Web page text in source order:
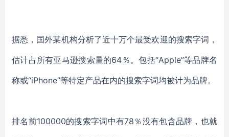
据悉，国外某机构分析了近十万个最受欢迎的搜索字词，
估计占所有亚马逊搜索量的64％。包括“Apple”等品牌名
称或“iPhone”等特定产品在内的搜索字词均被计为品牌。
排名前100000的搜索字词中有78％没有包含品牌 ，也就